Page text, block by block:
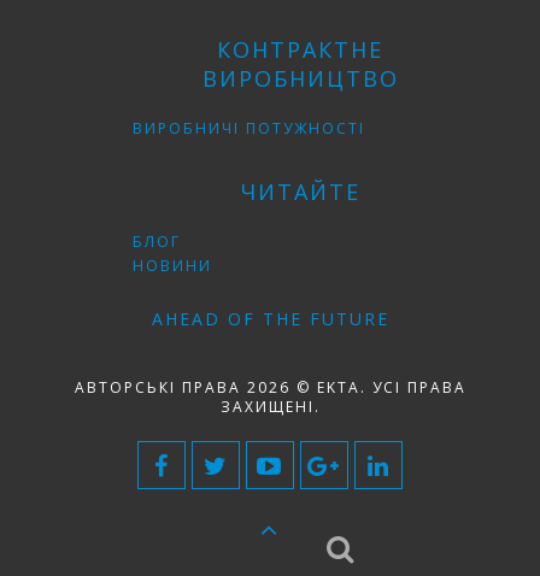
КОНТРАКТНЕ
ВИРОБНИЦТВО
ВИРОБНИЧІ ПОТУЖНОСТІ
ЧИТАЙТЕ
БЛОГ
НОВИНИ
AHEAD OF THE FUTURE
АВТОРСЬКІ ПРАВА 2026 © EKTA. УСІ ПРАВА
ЗАХИЩЕНІ.